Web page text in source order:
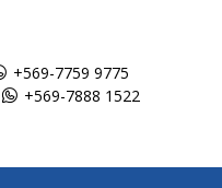
+569-7759 9775
+569-7888 1522